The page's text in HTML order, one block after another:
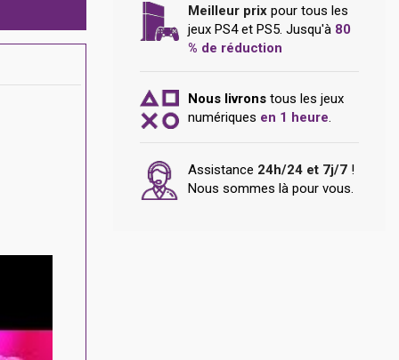
Meilleur prix pour tous les
jeux PS4 et PS5. Jusqu'à 80
% de réduction
Nous livrons tous les jeux
numériques en 1 heure.
Assistance 24h/24 et 7j/7 !
Nous sommes là pour vous.